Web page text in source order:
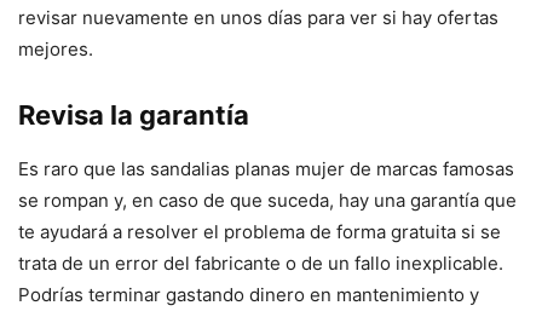
revisar nuevamente en unos días para ver si hay ofertas
mejores.
Revisa la garantía
Es raro que las sandalias planas mujer de marcas famosas
se rompan y, en caso de que suceda, hay una garantía que
te ayudará a resolver el problema de forma gratuita si se
trata de un error del fabricante o de un fallo inexplicable.
Podrías terminar gastando dinero en mantenimiento y